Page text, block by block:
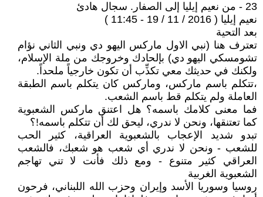
23 - من نعيم إيليا إلى الصفار. سجال هادئ
نعيم إيليا ( 2016 / 11 / 19 - 11:45 )
بعد التحية
تعترف هنا (نبي الاول ماركس اليهو دي ونبي الثاني نؤام
تشومسكي اليهو دي) بإلحادك وخروجك من ملة الإسلام،
ولكنك في حديثك معي تكذِّب أن تكون خارجياً ملحداً.
،تتكلم باسم ماركس، وماركس كان يتكلم باسم الطبقة
العاملة ولم يتكلم قط باسم الشعب.
فما معنى كلامك باسمه؟ هل اعتنق ماركس الشعبوية
كما تعتنقها، ونحن لا ندري، ليحق لك أن تتكلم باسمه!؟
تبدو شديد الإعجاب بالشعبوية العراقية، كثير الحب
للشعب - ونحن لا ندري أي شعب هو شعبك، فالشعب
العراقي كثير متنوع - ومع ذلك فأنت لا تني تهاجم
الشعبوية الغربية
روسيا وسوريا الأسد وإيران وحزب الله اللبناني، فرحون